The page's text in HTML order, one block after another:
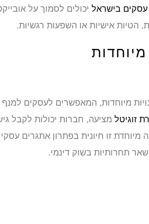
עסקים בישראל יכולים לסמוך על
הטיות אישיות או השפעות רגשיות.
מיוחדות, המאפשרים לעסקים
זוגיטל מציעה, חברות יכולות לקבל
מיוחדת זו חיונית בפתרון אתגרים
תחרותיות בשוק דינמי.